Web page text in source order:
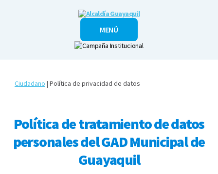
Alcaldía
GuayaquilMENÚ
Ciudadano | Política de privacidad de datos
Política de tratamiento de datos
personales del GAD Municipal de
Guayaquil